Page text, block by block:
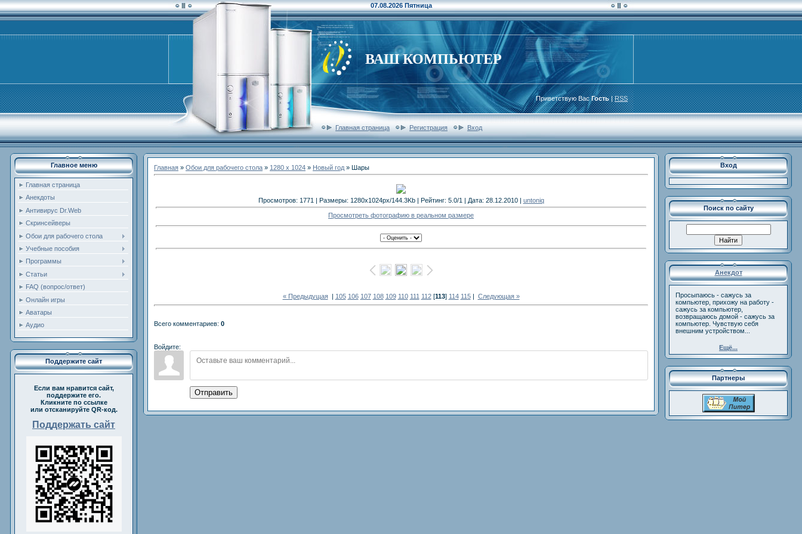
07.08.2026 Пятница
ВАШ КОМПЬЮТЕР
Приветствую ВасГость|RSS
Главная страница Регистрация Вход
Главное меню
Главная страница
Анекдоты
Антивирус Dr.Web
Скринсейверы
Обои для рабочего стола
Учебные пособия
Программы
Статьи
FAQ (вопрос/ответ)
Онлайн игры
Аватары
Аудио
Поддержите сайт
Если вам нравится сайт,
поддержите его.
Кликните по ссылке
или отсканируйте QR-код.
Поддержать сайт
Главная » Обои для рабочего стола » 1280 x 1024 » Новый год » Шары
Просмотров: 1771 | Размеры: 1280x1024px/144.3Kb | Рейтинг: 5.0/1 | Дата: 28.12.2010 | untoniq
Просмотреть фотографию в реальном размере
« Предыдущая| 105 106 107 108 109 110 111 112[113] 114 115| Следующая »
Всего комментариев: 0
Войдите:
Отправить
Вход
Поиск по сайту
Анекдот
Просыпаюсь - сажусь за
компьютер, прихожу на работу -
сажусь за компьютер,
возвращаюсь домой - сажусь за
компьютер. Чувствую себя
внешним устройством...
Ещё...
Партнеры